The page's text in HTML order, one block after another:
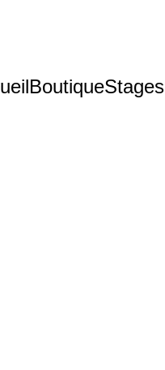
BoutiqueStages